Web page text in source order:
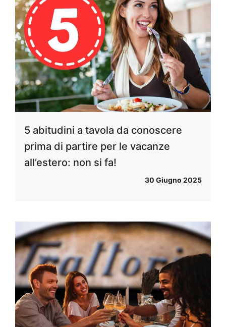
5 abitudini a tavola da conoscere
prima di partire per le vacanze
all’estero: non si fa!
30 Giugno 2025